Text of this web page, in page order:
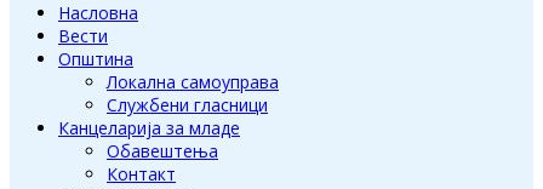
Насловна
Вести
Општина
Локална самоуправа
Службени гласници
Канцеларија за младе
Обавештења
Контакт